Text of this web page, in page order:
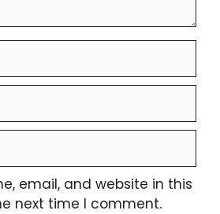
email, and website in this
next time I comment.